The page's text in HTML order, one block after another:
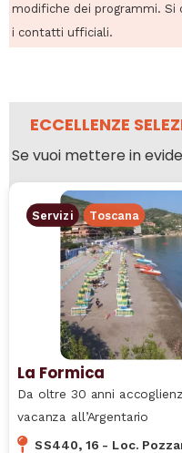
modifiche dei programmi.
i contatti ufficiali.
ECCELLENZE
Se vuoi mettere in
Servizi Toscana
La Formica
Da oltre 30 anni
vacanza all’Argentario
SS440, 16 - Loc.